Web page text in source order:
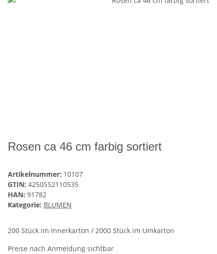
Rosen ca 46 cm farbig sortiert
Artikelnummer: 10107
GTIN: 4250552110535
HAN: 91782
Kategorie: BLUMEN
200 Stück im Innerkarton / 2000 Stück im Umkarton
Preise nach Anmeldung sichtbar